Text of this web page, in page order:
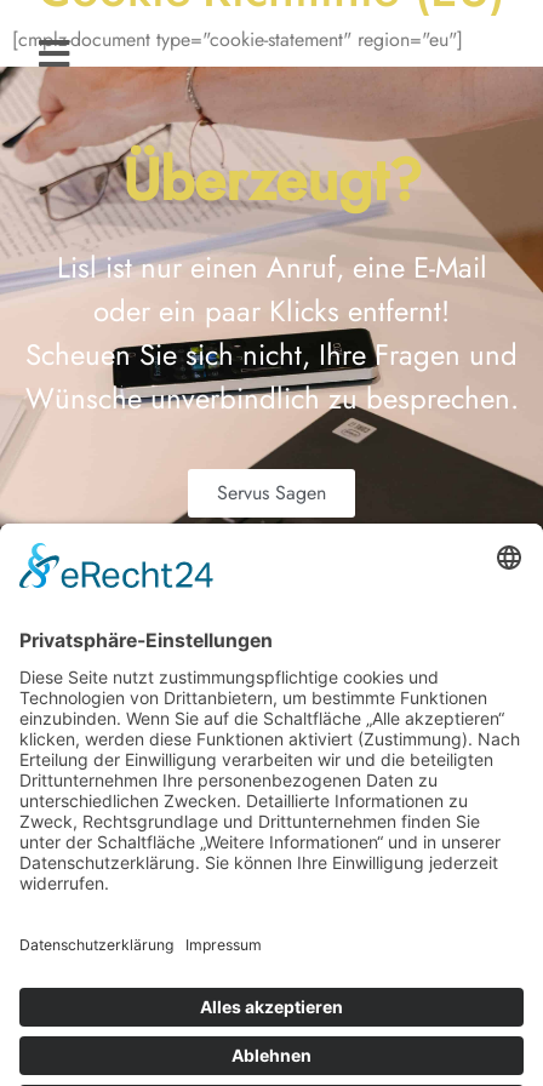
[cmplz-document type="cookie-statement" region="eu"]
Überzeugt?
Lisl ist nur einen Anruf, eine E-Mail
oder ein paar Klicks entfernt!
Scheuen Sie sich nicht, Ihre Fragen und
Wünsche unverbindlich zu besprechen.
Servus Sagen
Lisl Film
Strategie, Film, Konzeption und Produktion
Cookie-Richtlinie
Datenschutzerklärung